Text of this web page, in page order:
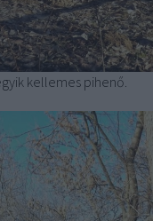
kellemes pihenő.